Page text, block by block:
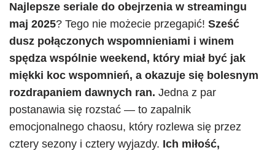
Najlepsze seriale do obejrzenia w streamingu
maj 2025? Tego nie możecie przegapić! Sześć
dusz połączonych wspomnieniami i winem
spędza wspólnie weekend, który miał być jak
miękki koc wspomnień, a okazuje się bolesnym
rozdrapaniem dawnych ran. Jedna z par
postanawia się rozstać — to zapalnik
emocjonalnego chaosu, który rozlewa się przez
cztery sezony i cztery wyjazdy. Ich miłość,